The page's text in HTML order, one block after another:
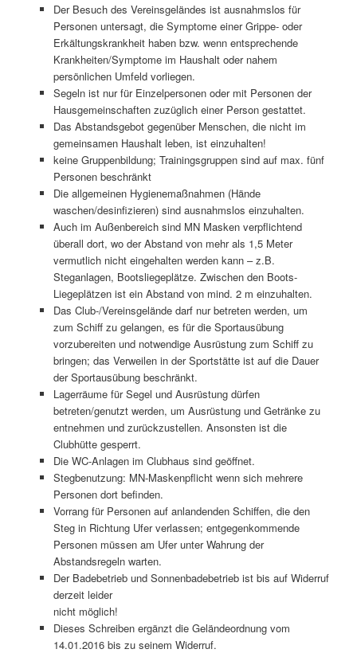
Der Besuch des Vereinsgeländes ist ausnahmslos für
Personen untersagt, die Symptome einer Grippe- oder
Erkältungskrankheit haben bzw. wenn entsprechende
Krankheiten/Symptome im Haushalt oder nahem
persönlichen Umfeld vorliegen.
Segeln ist nur für Einzelpersonen oder mit Personen der
Hausgemeinschaften zuzüglich einer Person gestattet.
Das Abstandsgebot gegenüber Menschen, die nicht im
gemeinsamen Haushalt leben, ist einzuhalten!
keine Gruppenbildung; Trainingsgruppen sind auf max. fünf
Personen beschränkt
Die allgemeinen Hygienemaßnahmen (Hände
waschen/desinfizieren) sind ausnahmslos einzuhalten.
Auch im Außenbereich sind MN Masken verpflichtend
überall dort, wo der Abstand von mehr als 1,5 Meter
vermutlich nicht eingehalten werden kann – z.B.
Steganlagen, Bootsliegeplätze. Zwischen den Boots-
Liegeplätzen ist ein Abstand von mind. 2 m einzuhalten.
Das Club-/Vereinsgelände darf nur betreten werden, um
zum Schiff zu gelangen, es für die Sportausübung
vorzubereiten und notwendige Ausrüstung zum Schiff zu
bringen; das Verweilen in der Sportstätte ist auf die Dauer
der Sportausübung beschränkt.
Lagerräume für Segel und Ausrüstung dürfen
betreten/genutzt werden, um Ausrüstung und Getränke zu
entnehmen und zurückzustellen. Ansonsten ist die
Clubhütte gesperrt.
Die WC-Anlagen im Clubhaus sind geöffnet.
Stegbenutzung: MN-Maskenpflicht wenn sich mehrere
Personen dort befinden.
Vorrang für Personen auf anlandenden Schiffen, die den
Steg in Richtung Ufer verlassen; entgegenkommende
Personen müssen am Ufer unter Wahrung der
Abstandsregeln warten.
Der Badebetrieb und Sonnenbadebetrieb ist bis auf Widerruf
derzeit leider
nicht möglich!
Dieses Schreiben ergänzt die Geländeordnung vom
14.01.2016 bis zu seinem Widerruf.